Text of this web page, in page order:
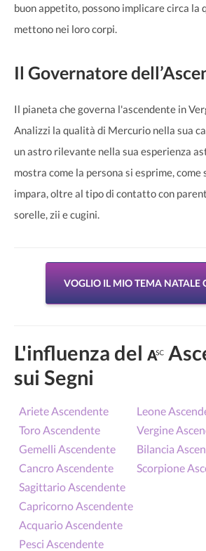
buon appetito, possono implicare circa la
mettono nei loro corpi.
Il Governatore
Il pianeta che governa l'ascendente in
Analizzi la qualità di Mercurio nella sua
un astro rilevante nella sua esperienza
mostra come la persona si esprime, come
impara, oltre al tipo di contatto con
sorelle, zii e cugini.
VOGLIO IL MIO TEMA NATALE
L'influenza del
sui Segni
Ariete Ascendente
Toro Ascendente
Gemelli Ascendente
Cancro Ascendente
Leone
Vergine
Bilancia
Scorpione
Sagittario Ascendente
Capricorno Ascendente
Acquario Ascendente
Pesci Ascendente